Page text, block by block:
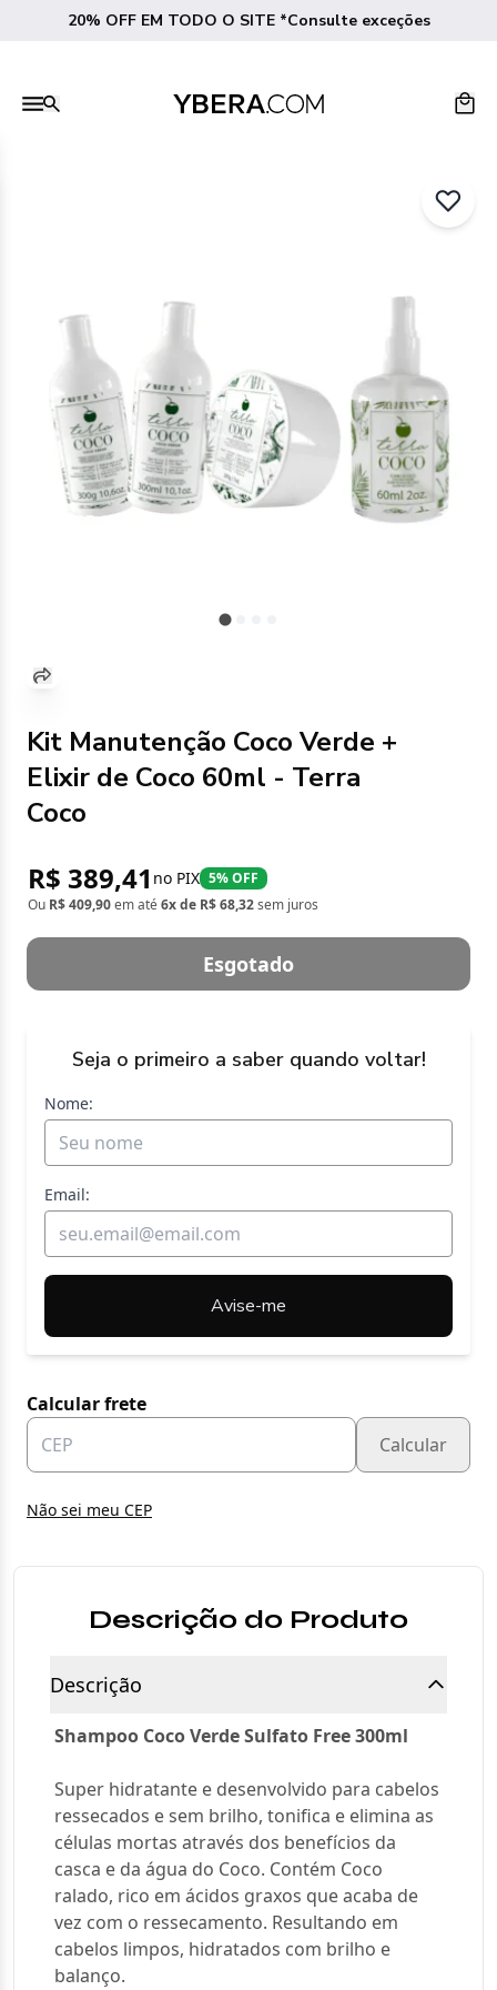
20% OFF EM TODO O SITE *Consulte exceções
Kit Manutenção Coco Verde +
Elixir de Coco 60ml - Terra
Coco
R$ 389,41 no PIX 5% OFF
Ou R$ 409,90em até6x de R$ 68,32sem juros
Esgotado
Seja o primeiro a saber quando voltar!
Nome:
Email:
Avise-me
Calcular frete
Calcular
Não sei meu CEP
Descrição do Produto
Descrição
Shampoo Coco Verde Sulfato Free 300ml
Super hidratante e desenvolvido para cabelos
ressecados e sem brilho, tonifica e elimina as
células mortas através dos benefícios da
casca e da água do Coco. Contém Coco
ralado, rico em ácidos graxos que acaba de
vez com o ressecamento. Resultando em
cabelos limpos, hidratados com brilho e
balanço.